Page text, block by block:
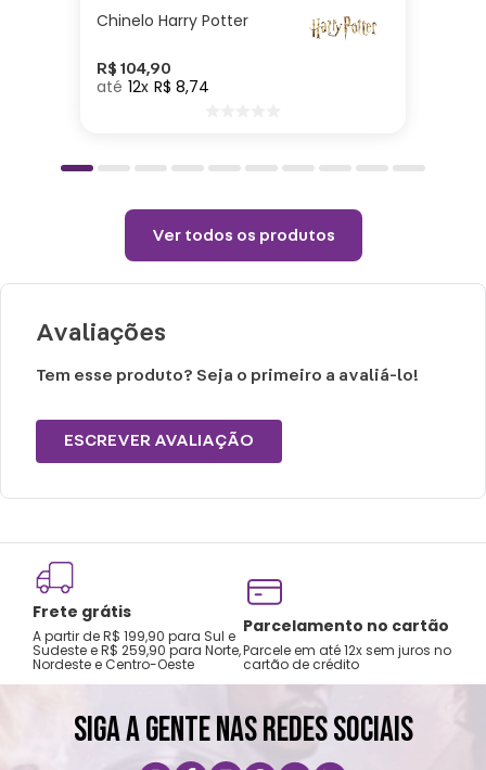
Não alvejar.
Permitido uso de centrifuga e máquina
secadora.
Temperatura máxima de lavagem 40°.
Chinelo Harry Potter
R$ 104,90
12 R$ 8,74
Ver todos os produtos
Avaliações
Tem esse produto? Seja o primeiro a avaliá-lo!
ESCREVER AVALIAÇÃO
Frete grátis
A partir de R$ 199,90 para Sul e
Sudeste e R$ 259,90 para Norte,
Nordeste e Centro-Oeste
Parcelamento no cartão
Parcele em até 12x sem juros no
cartão de crédito
SIGA A GENTE NAS REDES SOCIAIS